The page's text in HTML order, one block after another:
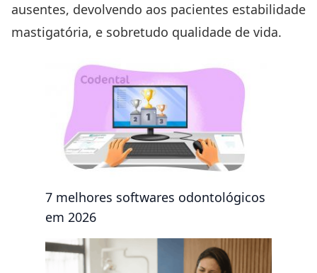
ausentes, devolvendo aos pacientes estabilidade
mastigatória, e sobretudo qualidade de vida.
7 melhores softwares odontológicos
em 2026